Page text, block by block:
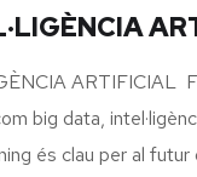
ARTIFICIAL
big data,
és clau per al futur